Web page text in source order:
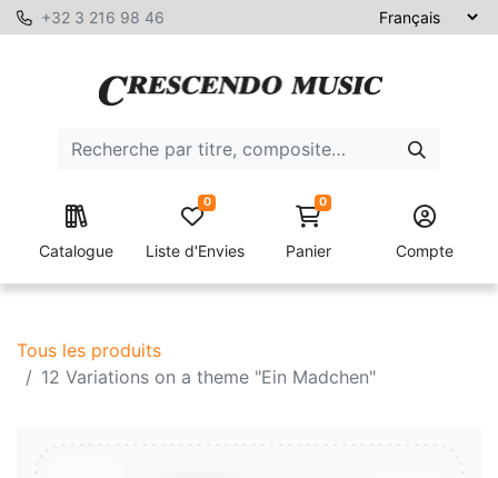
+32 3 216 98 46
Catalogue Liste d'Envies
0 0
Panier Compte
Tous les produits
12 Variations on a theme "Ein Madchen"